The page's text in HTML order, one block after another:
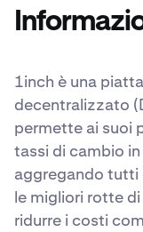
1inch è una
decentralizzato
permette ai suoi
tassi di cambio
aggregando tutti
le migliori rotte
ridurre i costi